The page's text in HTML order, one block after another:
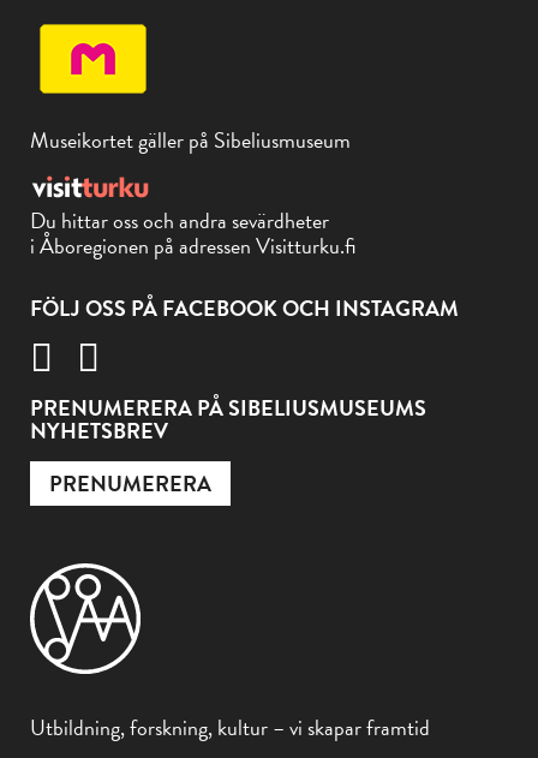
Museikortet gäller på Sibeliusmuseum
Du hittar oss och andra sevärdheter
i Åboregionen på adressen Visitturku.fi
FÖLJ OSS PÅ FACEBOOK OCH INSTAGRAM
PRENUMERERA PÅ SIBELIUSMUSEUMS
NYHETSBREV
PRENUMERERA
Utbildning, forskning, kultur – vi skapar framtid